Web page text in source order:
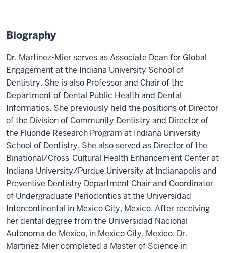
Biography
Dr. Martinez-Mier serves as Associate Dean for Global
Engagement at the Indiana University School of
Dentistry. She is also Professor and Chair of the
Department of Dental Public Health and Dental
Informatics. She previously held the positions of Director
of the Division of Community Dentistry and Director of
the Fluoride Research Program at Indiana University
School of Dentistry. She also served as Director of the
Binational/Cross-Cultural Health Enhancement Center at
Indiana University/Purdue University at Indianapolis and
Preventive Dentistry Department Chair and Coordinator
of Undergraduate Periodontics at the Universidad
Intercontinental in Mexico City, Mexico. After receiving
her dental degree from the Universidad Nacional
Autonoma de Mexico, in Mexico City, Mexico, Dr.
Martinez-Mier completed a Master of Science in